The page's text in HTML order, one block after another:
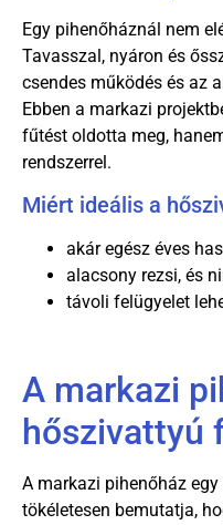
Egy pihenőháznál nem
Tavasszal, nyáron és
csendes működés és az
Ebben a markazi
fűtést oldotta meg,
rendszerrel.
Miért ideális a
akár egész éves
alacsony rezsi, és
távoli felügyelet
A markazi
hőszivattyú
A markazi pihenőház
tökéletesen bemutatja,